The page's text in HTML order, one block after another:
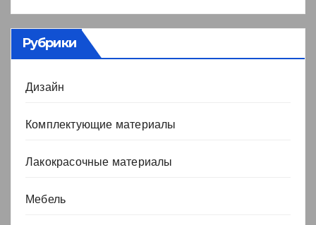
Рубрики
Дизайн
Комплектующие материалы
Лакокрасочные материалы
Мебель